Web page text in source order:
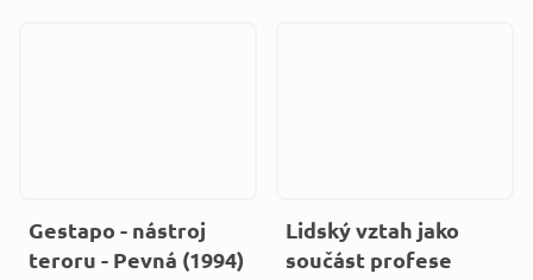
Gestapo - nástroj
teroru - Pevná (1994)
Lidský vztah jako
součást profese